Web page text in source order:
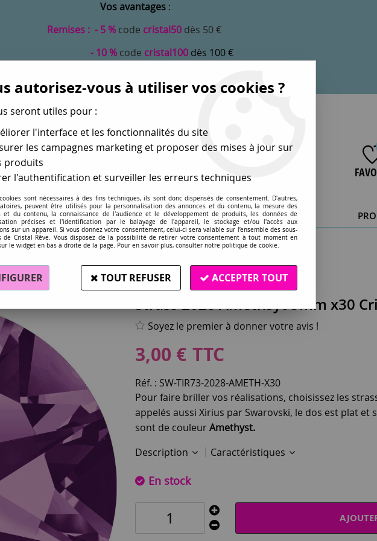
Vos avantages:
Remises : - 5 % code cristal50dès 50 €
- 10 % code cristal100dès 100 €
PERLES EN GROS APPRÊTS DÉSTOCKAGE
dans les perlespour la créationde bijoux depuis plus de 20 ans.
Swarovski®
Strass 2028 Amethsyt 5mm x30
Soyez le premier à donner votre avis !
3,00 € TTC
Réf. : SW-TIR73-2028-AMETH-X30
Pour faire briller vos réalisations, choisissez les
appelés aussi Xirius par Swarovski, le dos est plat et
sont de couleurAmethyst.
Description
Caractéristiques
En stock
autorisez-vous à utiliser vos cookies ?
seront utiles pour :
l'interface et les fonctionnalités du site
les campagnes marketing et proposer des mises à jour sur
produits
l'authentification et surveiller les erreurs techniques
sont nécessaires à des fins techniques, ils sont donc dispensés de consentement. D'autres,
peuvent être utilisés pour la personnalisation des annonces et du contenu, la mesure des
et du contenu, la connaissance de l'audience et le développement de produits, les données de
précises et l'identification par le balayage de l'appareil, le stockage et/ou l'accès aux
sur un appareil. Si vous donnez votre consentement, celui-ci sera valable sur l’ensemble des sous-
de Cristal Rêve. Vous disposez de la possibilité de retirer votre consentement à tout moment en
le widget en bas à droite de la page. Pour en savoir plus, consulter notre politique de cookie.
TOUT REFUSER ACCEPTER TOUT